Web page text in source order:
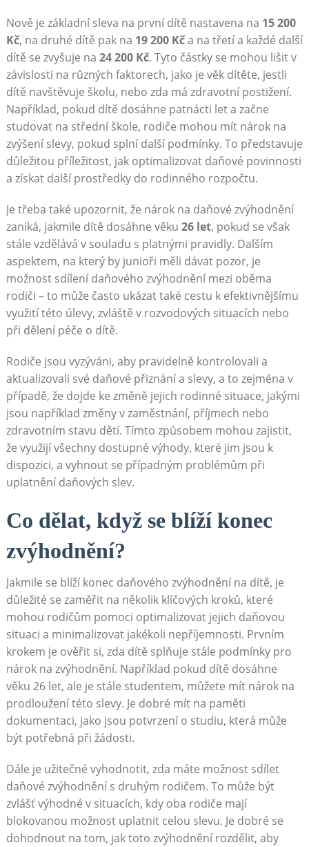
Nově je základní sleva na první dítě nastavena na 15 200
Kč, na druhé dítě pak na 19 200 Kča na třetí a každé další
dítě se zvyšuje na 24 200 Kč. Tyto částky se mohou lišit v
závislosti na různých faktorech, jako je věk dítěte, jestli
dítě navštěvuje školu, nebo zda má zdravotní postižení.
Například, pokud dítě dosáhne patnácti let a začne
studovat na střední škole, rodiče mohou mít nárok na
zvýšení slevy, pokud splní další podmínky. To představuje
důležitou příležitost, jak optimalizovat daňové povinnosti
a získat další prostředky do rodinného rozpočtu.
Je třeba také upozornit, že nárok na daňové zvýhodnění
zaniká, jakmile dítě dosáhne věku 26 let, pokud se však
stále vzdělává v souladu s platnými pravidly. Dalším
aspektem, na který by junioři měli dávat pozor, je
možnost sdílení daňového zvýhodnění mezi oběma
rodiči – to může často ukázat také cestu k efektivnějšímu
využití této úlevy, zvláště v rozvodových situacích nebo
při dělení péče o dítě.
Rodiče jsou vyzýváni, aby pravidelně kontrolovali a
aktualizovali své daňové přiznání a slevy, a to zejména v
případě, že dojde ke změně jejich rodinné situace, jakými
jsou například změny v zaměstnání, příjmech nebo
zdravotním stavu dětí. Tímto způsobem mohou zajistit,
že využijí všechny dostupné výhody, které jim jsou k
dispozici, a vyhnout se případným problémům při
uplatnění daňových slev.
Co dělat, když se blíží konec
zvýhodnění?
Jakmile se blíží konec daňového zvýhodnění na dítě, je
důležité se zaměřit na několik klíčových kroků, které
mohou rodičům pomoci optimalizovat jejich daňovou
situaci a minimalizovat jakékoli nepříjemnosti. Prvním
krokem je ověřit si, zda dítě splňuje stále podmínky pro
nárok na zvýhodnění. Například pokud dítě dosáhne
věku 26 let, ale je stále studentem, můžete mít nárok na
prodloužení této slevy. Je dobré mít na paměti
dokumentaci, jako jsou potvrzení o studiu, která může
být potřebná při žádosti.
Dále je užitečné vyhodnotit, zda máte možnost sdílet
daňové zvýhodnění s druhým rodičem. To může být
zvlášť výhodné v situacích, kdy oba rodiče mají
blokovanou možnost uplatnit celou slevu. Je dobré se
dohodnout na tom, jak toto zvýhodnění rozdělit, aby